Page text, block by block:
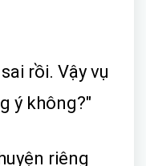
rồi. Vậy vụ
ý không?"
riêng